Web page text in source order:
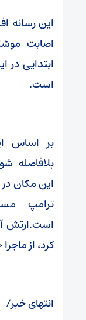
اصابت
ابتدایی در
است.
بر اساس
بلافاصله
این مکان
ترامپ
است.ارتش
کرد، از
انتهای خبر/